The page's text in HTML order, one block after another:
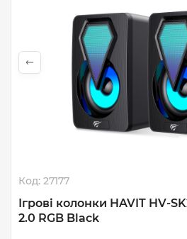
Код: 27177
Ігрові колонки HAVIT HV-
2.0 RGB Black